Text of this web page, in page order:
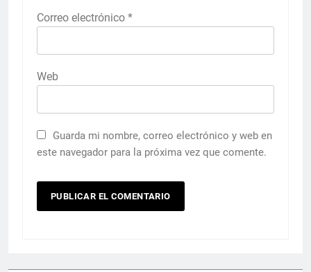
Correo electrónico *
Web
Guarda mi nombre, correo electrónico y web en
este navegador para la próxima vez que comente.